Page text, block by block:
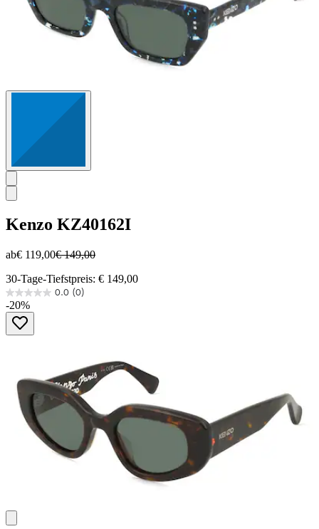
Kenzo KZ40162I
ab€ 119,00€ 149,00
30-Tage-Tiefstpreis: € 149,00
0.0 (0)
0.0
von
Sternen.
-20%